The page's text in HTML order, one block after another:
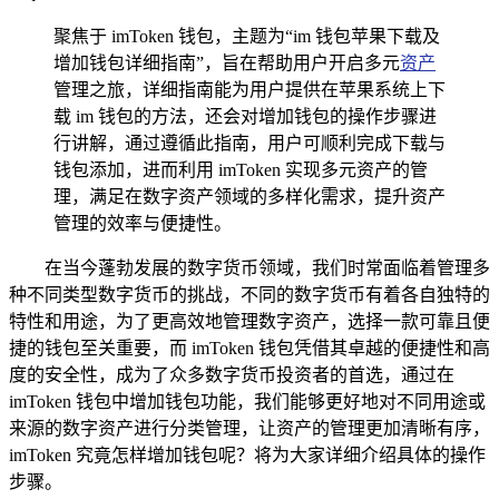
聚焦于 imToken 钱包，主题为“im 钱包苹果下载及
增加钱包详细指南”，旨在帮助用户开启多元资产
管理之旅，详细指南能为用户提供在苹果系统上下
载 im 钱包的方法，还会对增加钱包的操作步骤进
行讲解，通过遵循此指南，用户可顺利完成下载与
钱包添加，进而利用 imToken 实现多元资产的管
理，满足在数字资产领域的多样化需求，提升资产
管理的效率与便捷性。
在当今蓬勃发展的数字货币领域，我们时常面临着管理多
种不同类型数字货币的挑战，不同的数字货币有着各自独特的
特性和用途，为了更高效地管理数字资产，选择一款可靠且便
捷的钱包至关重要，而 imToken 钱包凭借其卓越的便捷性和高
度的安全性，成为了众多数字货币投资者的首选，通过在
imToken 钱包中增加钱包功能，我们能够更好地对不同用途或
来源的数字资产进行分类管理，让资产的管理更加清晰有序，
imToken 究竟怎样增加钱包呢？将为大家详细介绍具体的操作
步骤。